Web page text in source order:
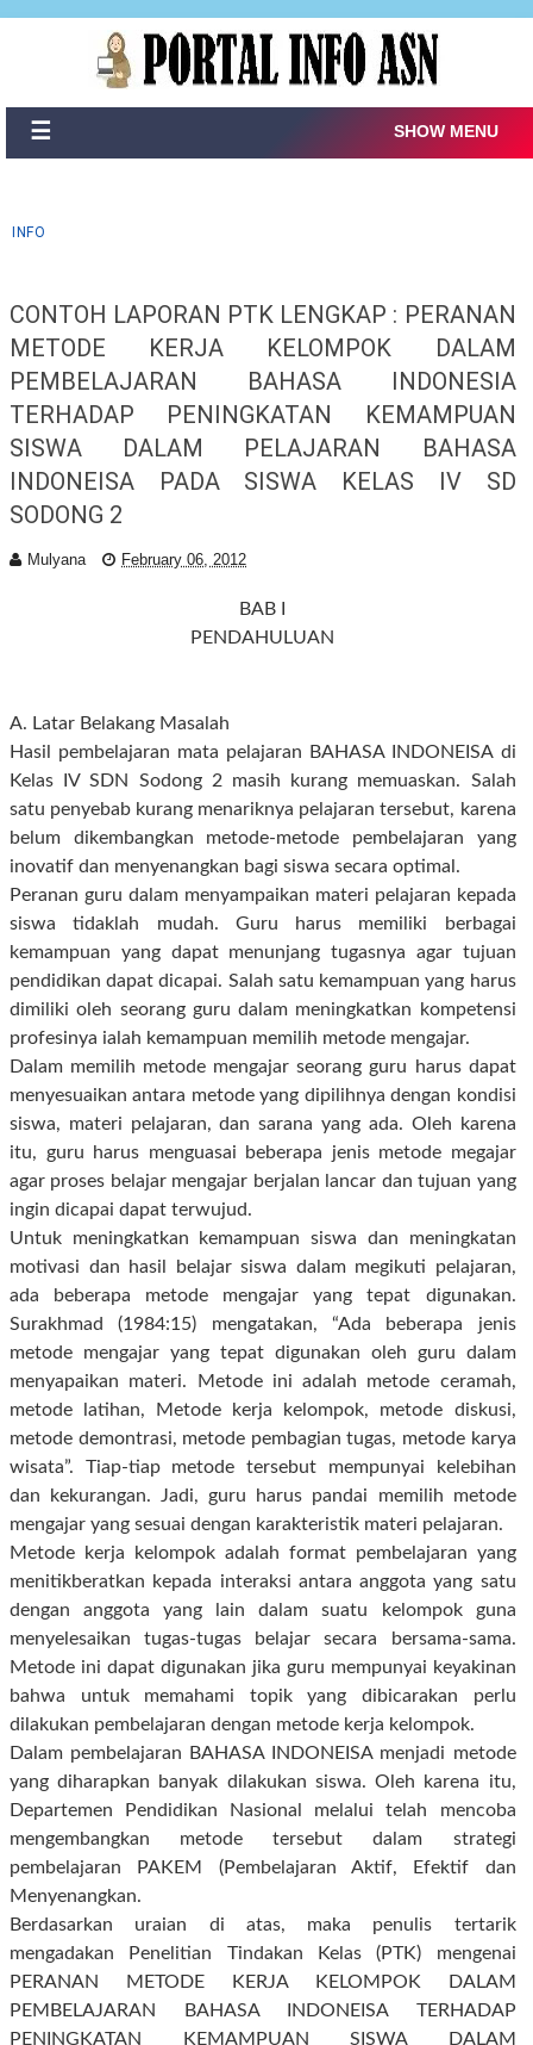
☰ SHOW MENU
INFO
CONTOH LAPORAN PTK LENGKAP : PERANAN
METODE KERJA KELOMPOK DALAM
PEMBELAJARAN BAHASA INDONESIA
TERHADAP PENINGKATAN KEMAMPUAN
SISWA DALAM PELAJARAN BAHASA
INDONEISA PADA SISWA KELAS IV SD
SODONG 2
Mulyana February 06, 2012
BAB I
PENDAHULUAN
A. Latar Belakang Masalah
Hasil pembelajaran mata pelajaran BAHASA INDONEISA di
Kelas IV SDN Sodong 2 masih kurang memuaskan. Salah
satu penyebab kurang menariknya pelajaran tersebut, karena
belum dikembangkan metode-metode pembelajaran yang
inovatif dan menyenangkan bagi siswa secara optimal.
Peranan guru dalam menyampaikan materi pelajaran kepada
siswa tidaklah mudah. Guru harus memiliki berbagai
kemampuan yang dapat menunjang tugasnya agar tujuan
pendidikan dapat dicapai. Salah satu kemampuan yang harus
dimiliki oleh seorang guru dalam meningkatkan kompetensi
profesinya ialah kemampuan memilih metode mengajar.
Dalam memilih metode mengajar seorang guru harus dapat
menyesuaikan antara metode yang dipilihnya dengan kondisi
siswa, materi pelajaran, dan sarana yang ada. Oleh karena
itu, guru harus menguasai beberapa jenis metode megajar
agar proses belajar mengajar berjalan lancar dan tujuan yang
ingin dicapai dapat terwujud.
Untuk meningkatkan kemampuan siswa dan meningkatan
motivasi dan hasil belajar siswa dalam megikuti pelajaran,
ada beberapa metode mengajar yang tepat digunakan.
Surakhmad (1984:15) mengatakan, “Ada beberapa jenis
metode mengajar yang tepat digunakan oleh guru dalam
menyapaikan materi. Metode ini adalah metode ceramah,
metode latihan, Metode kerja kelompok, metode diskusi,
metode demontrasi, metode pembagian tugas, metode karya
wisata”. Tiap-tiap metode tersebut mempunyai kelebihan
dan kekurangan. Jadi, guru harus pandai memilih metode
mengajar yang sesuai dengan karakteristik materi pelajaran.
Metode kerja kelompok adalah format pembelajaran yang
menitikberatkan kepada interaksi antara anggota yang satu
dengan anggota yang lain dalam suatu kelompok guna
menyelesaikan tugas-tugas belajar secara bersama-sama.
Metode ini dapat digunakan jika guru mempunyai keyakinan
bahwa untuk memahami topik yang dibicarakan perlu
dilakukan pembelajaran dengan metode kerja kelompok.
Dalam pembelajaran BAHASA INDONEISA menjadi metode
yang diharapkan banyak dilakukan siswa. Oleh karena itu,
Departemen Pendidikan Nasional melalui telah mencoba
mengembangkan metode tersebut dalam strategi
pembelajaran PAKEM (Pembelajaran Aktif, Efektif dan
Menyenangkan.
Berdasarkan uraian di atas, maka penulis tertarik
mengadakan Penelitian Tindakan Kelas (PTK) mengenai
PERANAN METODE KERJA KELOMPOK DALAM
PEMBELAJARAN BAHASA INDONEISA TERHADAP
PENINGKATAN KEMAMPUAN SISWA DALAM